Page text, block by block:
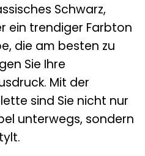
Schwarz,
ein trendiger Farbton
die am besten zu
Sie Ihre
Mit der
sind Sie nicht nur
unterwegs, sondern